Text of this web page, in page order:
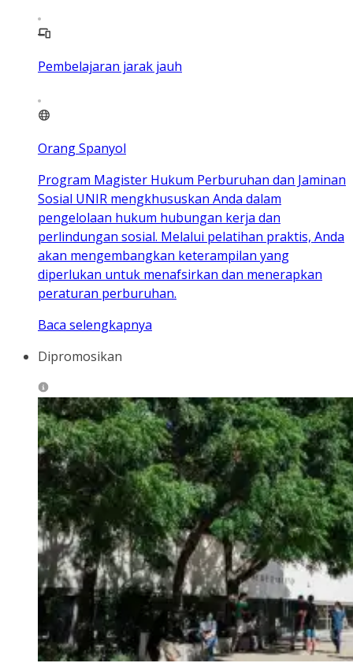
Pembelajaran jarak jauh
Orang Spanyol
Program Magister Hukum Perburuhan dan Jaminan
Sosial UNIR mengkhususkan Anda dalam
pengelolaan hukum hubungan kerja dan
perlindungan sosial. Melalui pelatihan praktis, Anda
akan mengembangkan keterampilan yang
diperlukan untuk menafsirkan dan menerapkan
peraturan perburuhan.
Baca selengkapnya
Dipromosikan